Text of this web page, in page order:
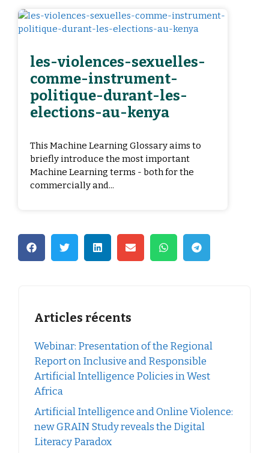
les-violences-sexuelles-
comme-instrument-
politique-durant-les-
elections-au-kenya
This Machine Learning Glossary aims to
briefly introduce the most important
Machine Learning terms - both for the
commercially and...
Articles récents
Webinar: Presentation of the Regional
Report on Inclusive and Responsible
Artificial Intelligence Policies in West
Africa
Artificial Intelligence and Online Violence:
new GRAIN Study reveals the Digital
Literacy Paradox